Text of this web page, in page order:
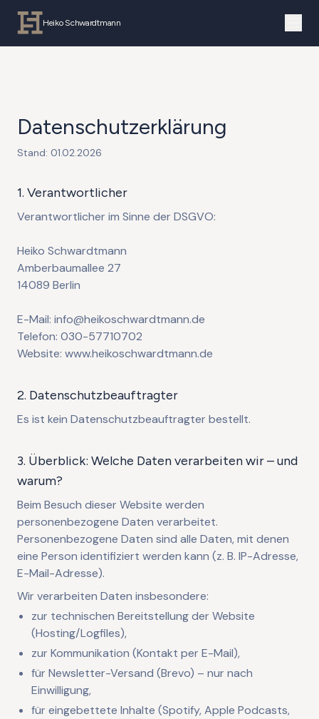
Heiko Schwardtmann
Datenschutzerklärung
Stand: 01.02.2026
1. Verantwortlicher
Verantwortlicher im Sinne der DSGVO:
Heiko Schwardtmann
Amberbaumallee 27
14089 Berlin
E-Mail: info@heikoschwardtmann.de
Telefon: 030-57710702
Website: www.heikoschwardtmann.de
2. Datenschutzbeauftragter
Es ist kein Datenschutzbeauftragter bestellt.
3. Überblick: Welche Daten verarbeiten wir – und
warum?
Beim Besuch dieser Website werden
personenbezogene Daten verarbeitet.
Personenbezogene Daten sind alle Daten, mit denen
eine Person identifiziert werden kann (z. B. IP-Adresse,
E-Mail-Adresse).
Wir verarbeiten Daten insbesondere:
zur technischen Bereitstellung der Website
(Hosting/Logfiles),
zur Kommunikation (Kontakt per E-Mail),
für Newsletter-Versand (Brevo) – nur nach
Einwilligung,
für eingebettete Inhalte (Spotify, Apple Podcasts,